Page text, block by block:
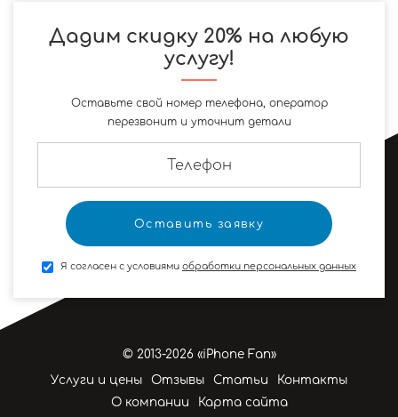
Дадим скидку 20% на любую
услугу!
Оставьте свой номер телефона, оператор
перезвонит и уточнит детали
Я согласен с условиями обработки персональных данных
© 2013-2026 «iPhone Fan»
Услуги и цены
Отзывы Статьи
Контакты
О компании
Карта сайта